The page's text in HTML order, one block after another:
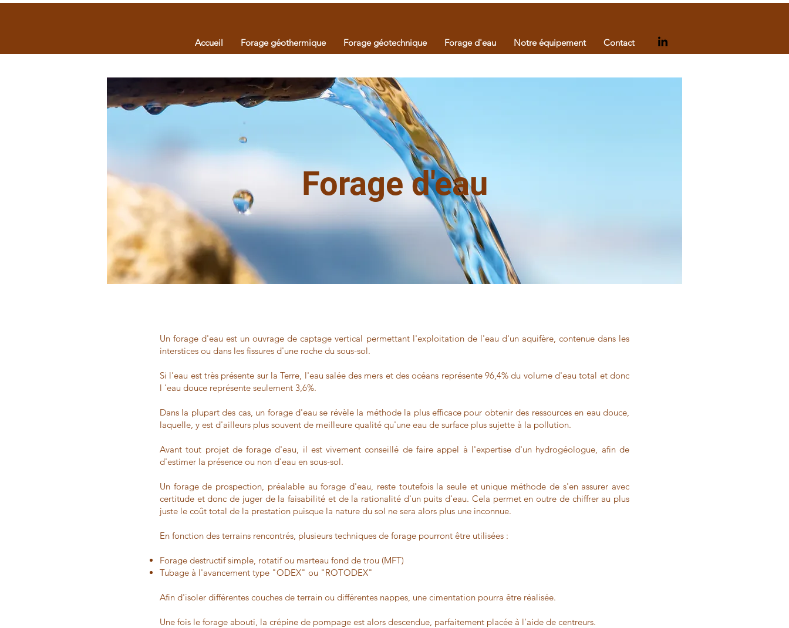
Accueil Forage géothermique Forage géotechnique Forage d'eau Notre équipement Contact
Forage d'eau
Un forage d'eau est un ouvrage de captage vertical permettant l'exploitation de l'eau d'un aquifère, contenue dans les
interstices ou dans les fissures d'une roche du sous-sol.
Si l'eau est très présente sur la Terre, l'eau salée des mers et des océans représente 96,4% du volume d'eau total et donc
l 'eau douce représente seulement 3,6%.
Dans la plupart des cas, un forage d'eau se révèle la méthode la plus efficace pour obtenir des ressources en eau douce,
laquelle, y est d'ailleurs plus souvent de meilleure qualité qu'une eau de surface plus sujette à la pollution.
Avant tout projet de forage d'eau, il est vivement conseillé de faire appel à l'expertise d'un hydrogéologue, afin de
d'estimer la présence ou non d'eau en sous-sol.
Un forage de prospection, préalable au forage d'eau, reste toutefois la seule et unique méthode de s'en assurer avec
certitude et donc de juger de la faisabilité et de la rationalité d'un puits d'eau. Cela permet en outre de chiffrer au plus
juste le coût total de la prestation puisque la nature du sol ne sera alors plus une inconnue.
En fonction des terrains rencontrés, plusieurs techniques de forage pourront être utilisées :
Forage destructif simple, rotatif ou marteau fond de trou (MFT)
Tubage à l'avancement type "ODEX" ou "ROTODEX"
Afin d'isoler différentes couches de terrain ou différentes nappes, une cimentation pourra être réalisée.
Une fois le forage abouti, la crépine de pompage est alors descendue, parfaitement placée à l'aide de centreurs.